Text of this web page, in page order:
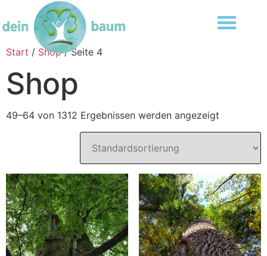
Start / Shop/ Seite 4
Shop
49–64 von 1312 Ergebnissen werden angezeigt